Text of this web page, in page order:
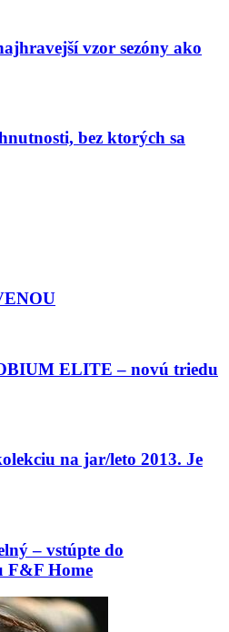
vzor sezóny ako
bez ktorých sa
ELITE – novú triedu
na jar/leto 2013. Je
– vstúpte do
F&F Home